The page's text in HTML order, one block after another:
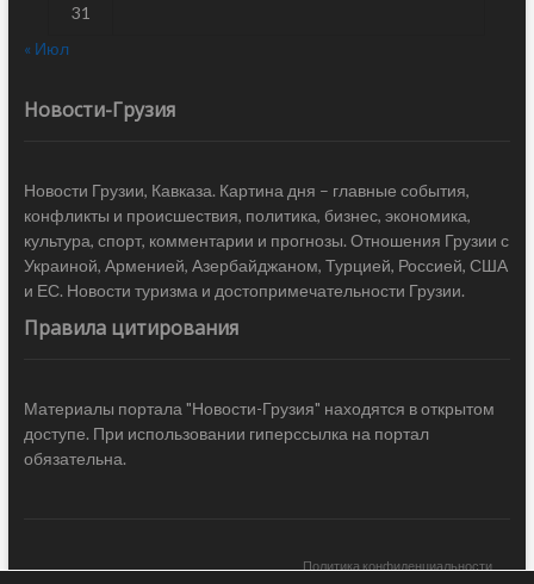
31
« Июл
Новости-Грузия
Новости Грузии, Кавказа. Картина дня – главные события,
конфликты и происшествия, политика, бизнес, экономика,
культура, спорт, комментарии и прогнозы. Отношения Грузии с
Украиной, Арменией, Азербайджаном, Турцией, Россией, США
и ЕС. Новости туризма и достопримечательности Грузии.
Правила цитирования
Материалы портала "Новости-Грузия" находятся в открытом
доступе. При использовании гиперссылка на портал
обязательна.
Политика конфиденциальности